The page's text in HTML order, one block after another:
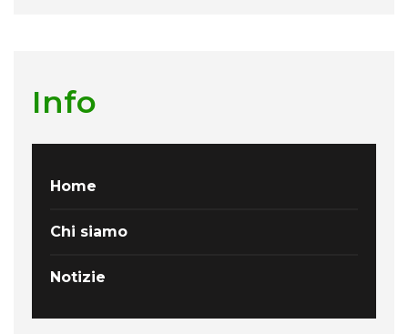
Info
Home
Chi siamo
Notizie